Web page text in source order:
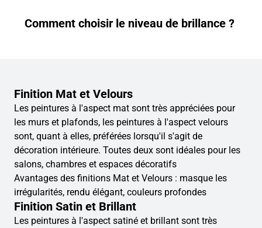
Comment choisir le niveau de brillance ?
Finition Mat et Velours
Les peintures à l'aspect mat sont très appréciées pour
les murs et plafonds, les peintures à l'aspect velours
sont, quant à elles, préférées lorsqu'il s'agit de
décoration intérieure. Toutes deux sont idéales pour les
salons, chambres et espaces décoratifs
Avantages des finitions Mat et Velours : masque les
irrégularités, rendu élégant, couleurs profondes
Finition Satin et Brillant
Les peintures à l'aspect satiné et brillant sont très